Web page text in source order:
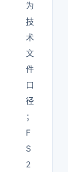
为
技
术
文
件
口
径
；
F
S
2